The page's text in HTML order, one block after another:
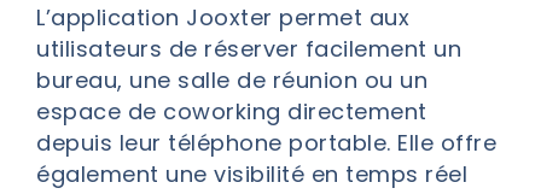
L’application Jooxter permet aux
utilisateurs de réserver facilement un
bureau, une salle de réunion ou un
espace de coworking directement
depuis leur téléphone portable. Elle offre
également une visibilité en temps réel